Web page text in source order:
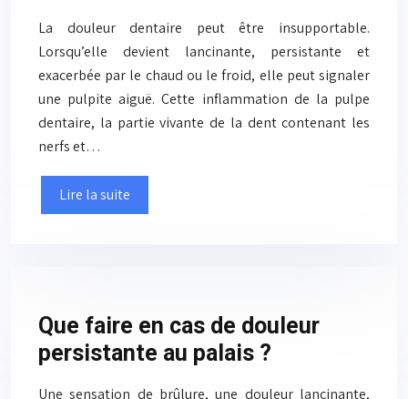
La douleur dentaire peut être insupportable.
Lorsqu’elle devient lancinante, persistante et
exacerbée par le chaud ou le froid, elle peut signaler
une pulpite aiguë. Cette inflammation de la pulpe
dentaire, la partie vivante de la dent contenant les
nerfs et…
Lire la suite
Que faire en cas de douleur
persistante au palais ?
Une sensation de brûlure, une douleur lancinante,